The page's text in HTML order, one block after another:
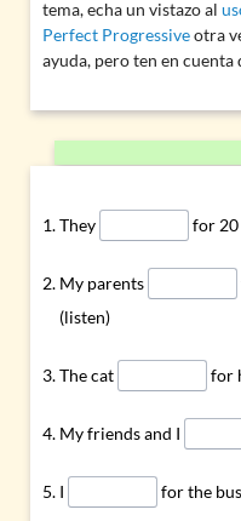
tema, echa un vistazo al
Perfect Progressiveotra
ayuda, pero ten en
They for 20
My parents
(listen)
The cat for
My friends and I
I for the